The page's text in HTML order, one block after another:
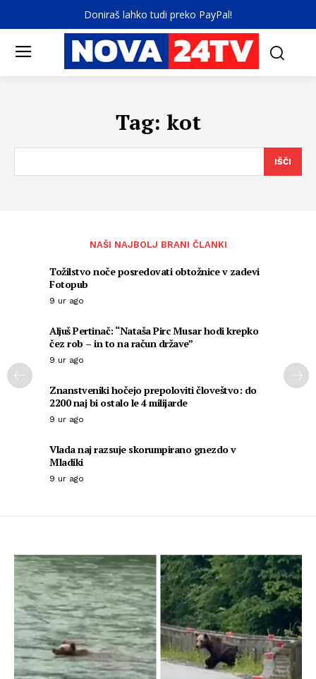
Doniraš lahko tudi preko PayPal!
Tag: kot
IŠČI
NAŠI NAJBOLJ BRANI ČLANKI
Tožilstvo noče posredovati obtožnice v zadevi
Fotopub
9 ur ago
Aljuš Pertinač: “Nataša Pirc Musar hodi krepko
čez rob – in to na račun države”
9 ur ago
Znanstveniki hočejo prepoloviti človeštvo: do
2200 naj bi ostalo le 4 milijarde
9 ur ago
Vlada naj razsuje skorumpirano gnezdo v
Mladiki
9 ur ago